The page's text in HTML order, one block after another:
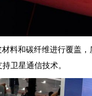
料和碳纤维进行覆盖
卫星通信技术。